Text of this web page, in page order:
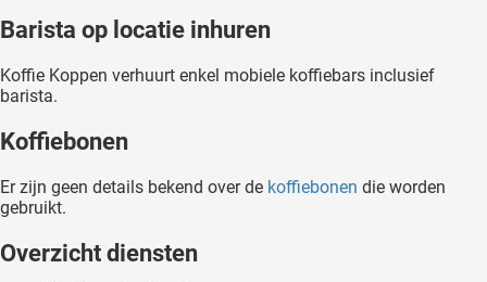
Barista op locatie inhuren
Koffie Koppen verhuurt enkel mobiele koffiebars inclusief
barista.
Koffiebonen
Er zijn geen details bekend over de koffiebonen die worden
gebruikt.
Overzicht diensten